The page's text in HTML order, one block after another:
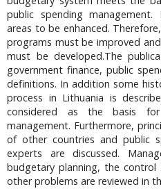
public spending
areas to be enhanced.
programs must be improved
must be developed.The
government finance, public
definitions. In addition some
process in Lithuania is
considered as the basis
management. Furthermore,
of other countries and public
experts are discussed.
budgetary planning, the
other problems are reviewed in